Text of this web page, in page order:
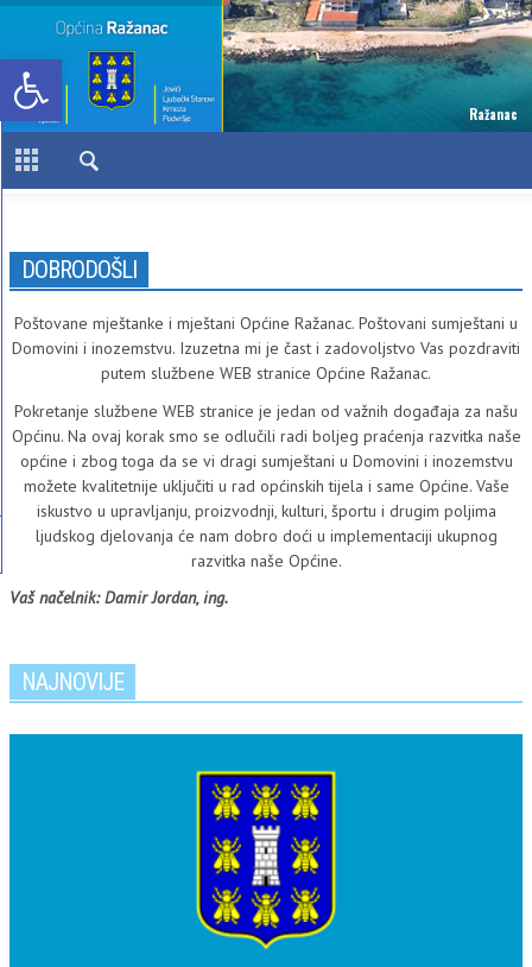
Open toolbar
Ražanac
DOBRODOŠLI
Poštovane mještanke i mještani Općine Ražanac. Poštovani sumještani u
Domovini i inozemstvu. Izuzetna mi je čast i zadovoljstvo Vas pozdraviti
putem službene WEB stranice Općine Ražanac.
Pokretanje službene WEB stranice je jedan od važnih događaja za našu
Općinu. Na ovaj korak smo se odlučili radi boljeg praćenja razvitka naše
općine i zbog toga da se vi dragi sumještani u Domovini i inozemstvu
možete kvalitetnije uključiti u rad općinskih tijela i same Općine. Vaše
iskustvo u upravljanju, proizvodnji, kulturi, športu i drugim poljima
ljudskog djelovanja će nam dobro doći u implementaciji ukupnog
razvitka naše Općine.
Vaš načelnik: Damir Jordan, ing.
NAJNOVIJE